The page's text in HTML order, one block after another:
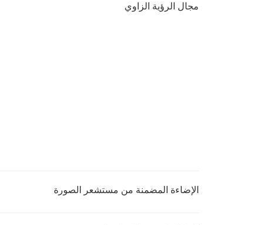
مجال الرؤية الزاوي
الإضاءة المضمنة من مستشعر الصورة